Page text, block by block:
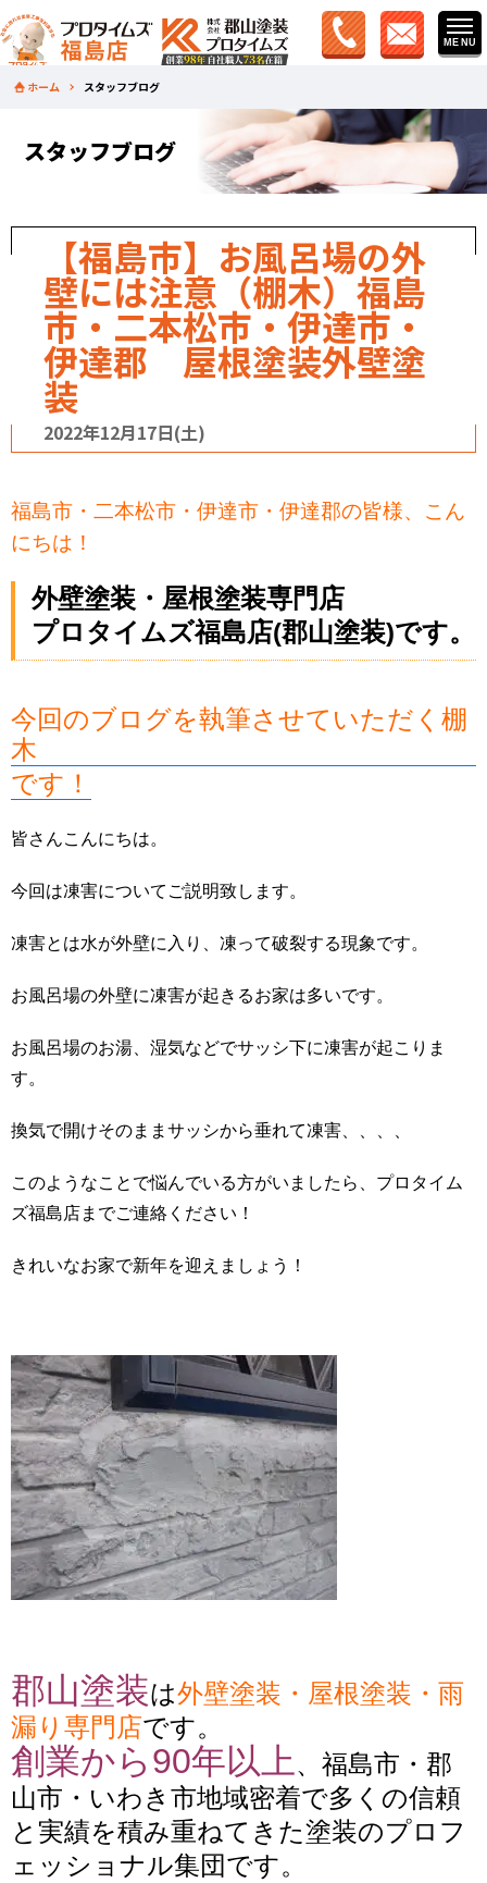
ホーム スタッフブログ
スタッフブログ
【福島市】お風呂場の外
壁には注意（棚木）福島
市・二本松市・伊達市・
伊達郡 屋根塗装外壁塗
装
2022年12月17日(土)
福島市・二本松市・伊達市・伊達郡の皆様、こん
にちは！
外壁塗装・屋根塗装専門店
プロタイムズ福島店(郡山塗装)です。
今回のブログを執筆させていただく棚
木
です！
皆さんこんにちは。
今回は凍害についてご説明致します。
凍害とは水が外壁に入り、凍って破裂する現象です。
お風呂場の外壁に凍害が起きるお家は多いです。
お風呂場のお湯、湿気などでサッシ下に凍害が起こりま
す。
換気で開けそのままサッシから垂れて凍害、、、、
このようなことで悩んでいる方がいましたら、プロタイム
ズ福島店までご連絡ください！
きれいなお家で新年を迎えましょう！
郡山塗装は外壁塗装・屋根塗装・雨
漏り専門店です。
創業から90年以上 、福島市・郡
山市・いわき市地域密着で多くの信頼
と実績を積み重ねてきた塗装のプロフ
ェッショナル集団です。